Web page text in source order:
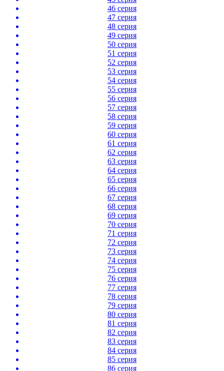
46 серия
47 серия
48 серия
49 серия
50 серия
51 серия
52 серия
53 серия
54 серия
55 серия
56 серия
57 серия
58 серия
59 серия
60 серия
61 серия
62 серия
63 серия
64 серия
65 серия
66 серия
67 серия
68 серия
69 серия
70 серия
71 серия
72 серия
73 серия
74 серия
75 серия
76 серия
77 серия
78 серия
79 серия
80 серия
81 серия
82 серия
83 серия
84 серия
85 серия
86 серия